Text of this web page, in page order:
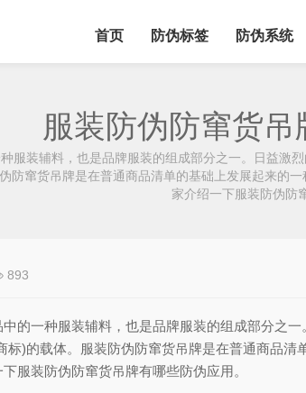
首页 防伪标签 防伪系统
服装防伪防窜货吊
服装辅料，也是品牌服装的组成部分之一。日益
防窜货吊牌是在普通商品清单的基础上发展起来的
家介绍一下服装防伪防
893
的一种服装辅料，也是品牌服装的组成部分之
)的载体。服装防伪防窜货吊牌是在普通商品
服装防伪防窜货吊牌有哪些防伪应用。